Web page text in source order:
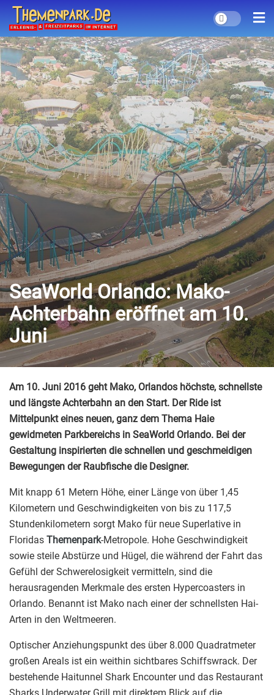
SeaWorld Orlando: Mako-
Achterbahn eröffnet am 10.
Juni
Am 10. Juni 2016 geht Mako, Orlandos höchste, schnellste
und längste Achterbahn an den Start. Der Ride ist
Mittelpunkt eines neuen, ganz dem Thema Haie
gewidmeten Parkbereichs in SeaWorld Orlando. Bei der
Gestaltung inspirierten die schnellen und geschmeidigen
Bewegungen der Raubfische die Designer.
Mit knapp 61 Metern Höhe, einer Länge von über 1,45
Kilometern und Geschwindigkeiten von bis zu 117,5
Stundenkilometern sorgt Mako für neue Superlative in
Floridas Themenpark-Metropole. Hohe Geschwindigkeit
sowie steile Abstürze und Hügel, die während der Fahrt das
Gefühl der Schwerelosigkeit vermitteln, sind die
herausragenden Merkmale des ersten Hypercoasters in
Orlando. Benannt ist Mako nach einer der schnellsten Hai-
Arten in den Weltmeeren.
Optischer Anziehungspunkt des über 8.000 Quadratmeter
großen Areals ist ein weithin sichtbares Schiffswrack. Der
bestehende Haitunnel Shark Encounter und das Restaurant